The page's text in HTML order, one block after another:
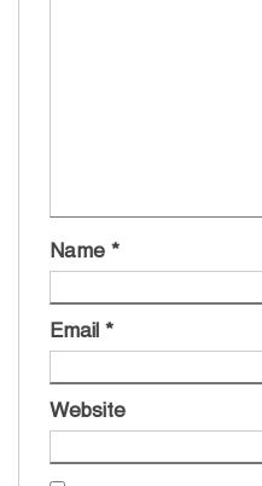
Name *
Email *
Website